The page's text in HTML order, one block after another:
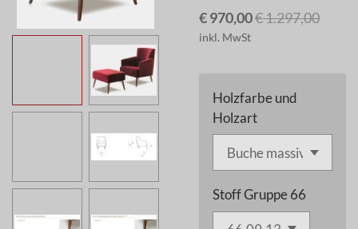
€ 970,00€ 1.297,00
inkl. MwSt
Holzfarbe und
Holzart
Stoff Gruppe 66